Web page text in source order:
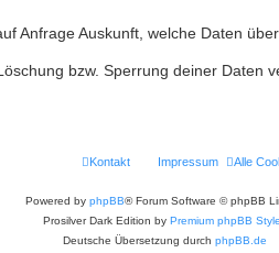
Anfrage Auskunft, welche Daten
bzw. Sperrung deiner Daten
Alle
Impressum
Kontakt
Powered by phpBB® Forum Software © phpBB
Prosilver Dark Edition by Premium phpBB
Deutsche Übersetzung durch phpBB.de